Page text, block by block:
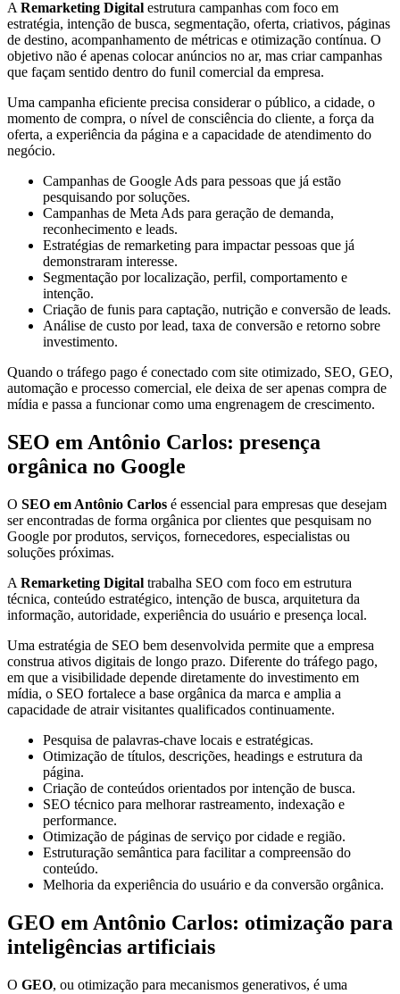
A Remarketing Digital estrutura campanhas com foco em
estratégia, intenção de busca, segmentação, oferta, criativos, páginas
de destino, acompanhamento de métricas e otimização contínua. O
objetivo não é apenas colocar anúncios no ar, mas criar campanhas
que façam sentido dentro do funil comercial da empresa.
Uma campanha eficiente precisa considerar o público, a cidade, o
momento de compra, o nível de consciência do cliente, a força da
oferta, a experiência da página e a capacidade de atendimento do
negócio.
Campanhas de Google Ads para pessoas que já estão
pesquisando por soluções.
Campanhas de Meta Ads para geração de demanda,
reconhecimento e leads.
Estratégias de remarketing para impactar pessoas que já
demonstraram interesse.
Segmentação por localização, perfil, comportamento e
intenção.
Criação de funis para captação, nutrição e conversão de leads.
Análise de custo por lead, taxa de conversão e retorno sobre
investimento.
Quando o tráfego pago é conectado com site otimizado, SEO, GEO,
automação e processo comercial, ele deixa de ser apenas compra de
mídia e passa a funcionar como uma engrenagem de crescimento.
SEO em Antônio Carlos: presença
orgânica no Google
O SEO em Antônio Carlos é essencial para empresas que desejam
ser encontradas de forma orgânica por clientes que pesquisam no
Google por produtos, serviços, fornecedores, especialistas ou
soluções próximas.
A Remarketing Digital trabalha SEO com foco em estrutura
técnica, conteúdo estratégico, intenção de busca, arquitetura da
informação, autoridade, experiência do usuário e presença local.
Uma estratégia de SEO bem desenvolvida permite que a empresa
construa ativos digitais de longo prazo. Diferente do tráfego pago,
em que a visibilidade depende diretamente do investimento em
mídia, o SEO fortalece a base orgânica da marca e amplia a
capacidade de atrair visitantes qualificados continuamente.
Pesquisa de palavras-chave locais e estratégicas.
Otimização de títulos, descrições, headings e estrutura da
página.
Criação de conteúdos orientados por intenção de busca.
SEO técnico para melhorar rastreamento, indexação e
performance.
Otimização de páginas de serviço por cidade e região.
Estruturação semântica para facilitar a compreensão do
conteúdo.
Melhoria da experiência do usuário e da conversão orgânica.
GEO em Antônio Carlos: otimização para
inteligências artificiais
O GEO, ou otimização para mecanismos generativos, é uma